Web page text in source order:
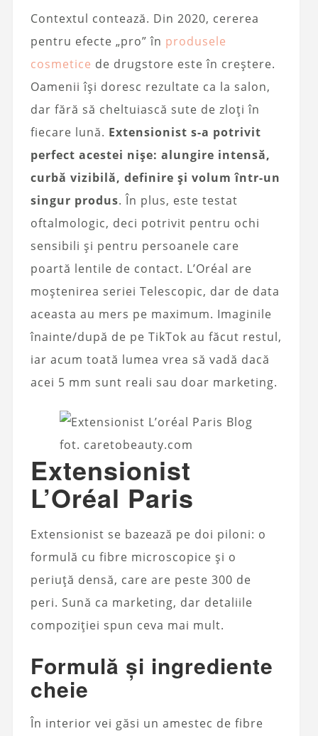
Contextul contează. Din 2020, cererea
pentru efecte „pro” în produsele
cosmetice de drugstore este în creștere.
Oamenii își doresc rezultate ca la salon,
dar fără să cheltuiască sute de zloți în
fiecare lună. Extensionist s-a potrivit
perfect acestei nișe: alungire intensă,
curbă vizibilă, definire și volum într-un
singur produs. În plus, este testat
oftalmologic, deci potrivit pentru ochi
sensibili și pentru persoanele care
poartă lentile de contact. L’Oréal are
moștenirea seriei Telescopic, dar de data
aceasta au mers pe maximum. Imaginile
înainte/după de pe TikTok au făcut restul,
iar acum toată lumea vrea să vadă dacă
acei 5 mm sunt reali sau doar marketing.
fot. caretobeauty.com
Extensionist
L’Oréal Paris
Extensionist se bazează pe doi piloni: o
formulă cu fibre microscopice și o
periuță densă, care are peste 300 de
peri. Sună ca marketing, dar detaliile
compoziției spun ceva mai mult.
Formulă și ingrediente
cheie
În interior vei găsi un amestec de fibre